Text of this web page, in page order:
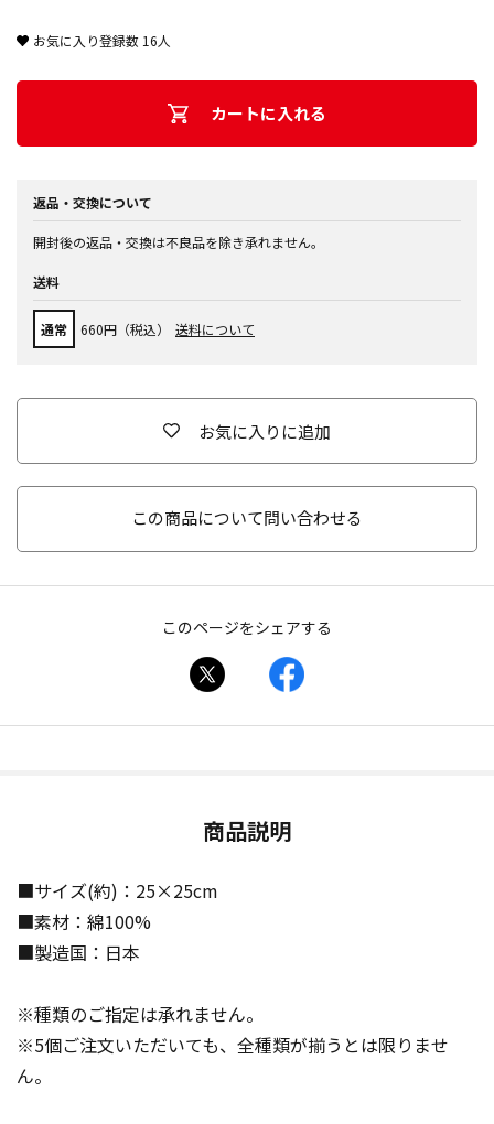
お気に入り登録数 16人
カートに入れる
返品・交換について
開封後の返品・交換は不良品を除き承れません。
送料
通常 660円（税込） 送料について
お気に入りに追加
この商品について問い合わせる
このページをシェアする
商品説明
■サイズ(約)：25×25cm
■素材：綿100%
■製造国：日本
※種類のご指定は承れません。
※5個ご注文いただいても、全種類が揃うとは限りませ
ん。